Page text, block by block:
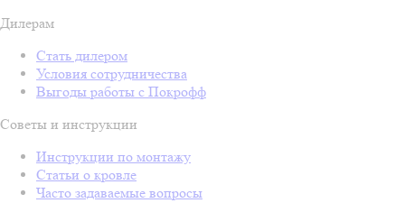
Дилерам
Стать дилером
Условия сотрудничества
Выгоды работы с Покрофф
Советы и инструкции
Инструкции по монтажу
Статьи о кровле
Часто задаваемые вопросы